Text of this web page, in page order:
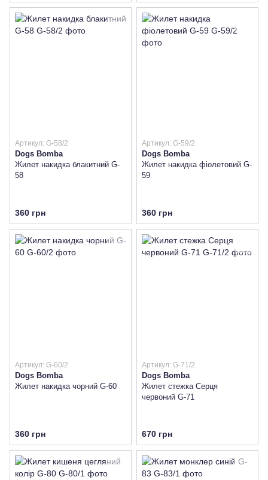
Артикул: G-58/2
Dogs Bomba
Жилет накидка блакитний G-
58
360 грн
Артикул: G-59/2
Dogs Bomba
Жилет накидка фіолетовий G-
59
360 грн
Артикул: G-60/2
Dogs Bomba
Жилет накидка чорний G-60
360 грн
Артикул: G-71/2
Dogs Bomba
Жилет стежка Серця
червоний G-71
670 грн